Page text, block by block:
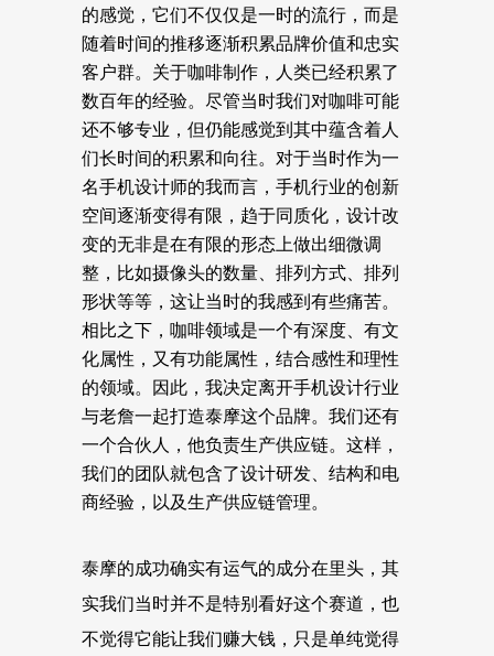
的感觉，它们不仅仅是一时的流行，而是
随着时间的推移逐渐积累品牌价值和忠实
客户群。关于咖啡制作，人类已经积累了
数百年的经验。 尽管当时我们对咖啡可能
还不够专业，但仍能感觉到其中蕴含着人
们长时间的积累和向往。 对于当时作为一
名手机设计师的我而言，手机行业的创新
空间逐渐变得有限，趋于同质化，设计改
变的无非是在有限的形态上做出细微调
整，比如摄像头的数量、排列方式、排列
形状等等，这让当时的我感到有些痛苦。
相比之下，咖啡领域是一个有深度、有文
化属性，又有功能属性，结合感性和理性
的领域。 因此，我决定离开手机设计行业
与老詹一起打造泰摩这个品牌。我们还有
一个合伙人，他负责生产供应链。这样，
我们的团队就包含了设计研发、结构和电
商经验，以及生产供应链管理。
泰摩的成功确实有运气的成分在里头，其
实我们当时并不是特别看好这个赛道，也
不觉得它能让我们赚大钱，只是单纯觉得